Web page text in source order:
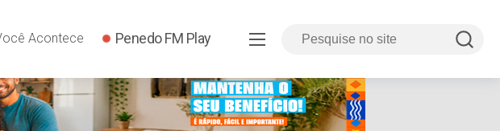
Acontece Penedo FM Play